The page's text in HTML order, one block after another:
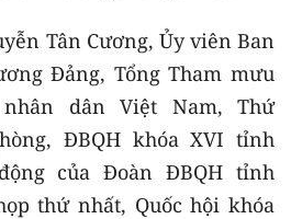
Tân Cương, Ủy viên Ban
Đảng, Tổng Tham mưu
dân Việt Nam, Thứ
ĐBQH khóa XVI tỉnh
của Đoàn ĐBQH tỉnh
thứ nhất, Quốc hội khóa